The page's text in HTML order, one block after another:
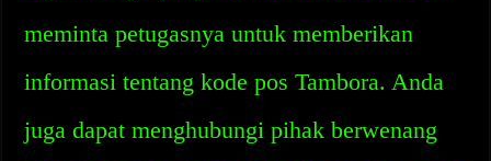
meminta petugasnya untuk memberikan
informasi tentang kode pos Tambora. Anda
juga dapat menghubungi pihak berwenang